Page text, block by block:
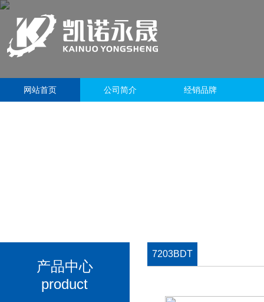
网站首页 公司简介 经销品牌
产品中心
product
7203BDT